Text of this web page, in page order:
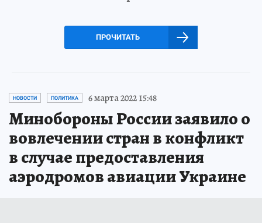
ПРОЧИТАТЬ
НОВОСТИ ПОЛИТИКА 6 марта 2022 15:48
Минобороны России заявило о
вовлечении стран в конфликт
в случае предоставления
аэродромов авиации Украине